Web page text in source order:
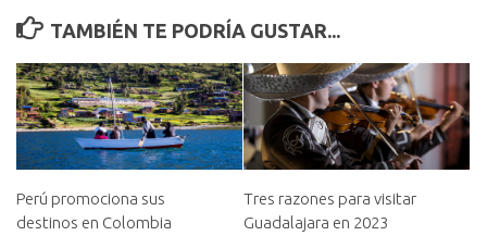
TAMBIÉN TE PODRÍA GUSTAR...
Perú promociona sus
destinos en Colombia
Tres razones para visitar
Guadalajara en 2023